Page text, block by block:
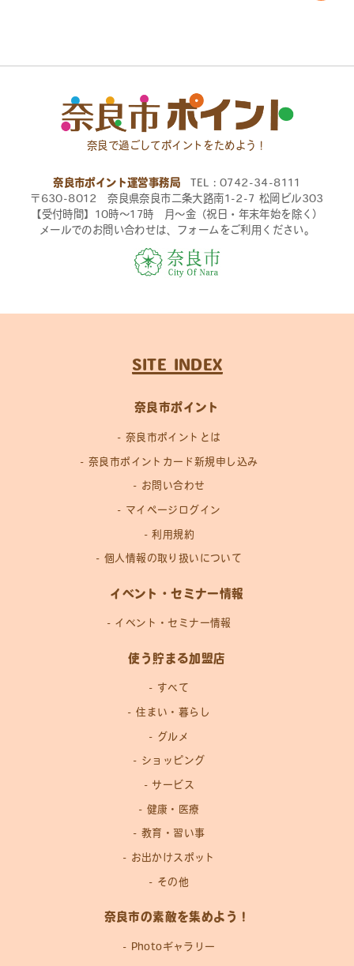
奈良で過ごしてポイントをためよう！
奈良市ポイント運営事務局 TEL：0742-34-8111
〒630-8012 奈良県奈良市二条大路南1-2-7 松岡ビル303
【受付時間】10時〜17時 月〜金（祝日・年末年始を除く）
メールでのお問い合わせは、フォームをご利用ください。
SITE INDEX
奈良市ポイント
奈良市ポイントとは
奈良市ポイントカード新規申し込み
お問い合わせ
マイページログイン
利用規約
個人情報の取り扱いについて
イベント・セミナー情報
イベント・セミナー情報
使う貯まる加盟店
すべて
住まい・暮らし
グルメ
ショッピング
サービス
健康・医療
教育・習い事
お出かけスポット
その他
奈良市の素敵を集めよう！
Photoギャラリー